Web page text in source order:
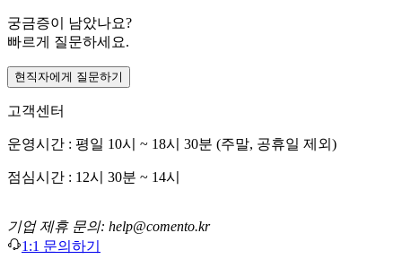
궁금증이 남았나요?
빠르게 질문하세요.
현직자에게 질문하기
고객센터
운영시간 : 평일 10시 ~ 18시 30분 (주말, 공휴일 제외)
점심시간 : 12시 30분 ~ 14시
기업 제휴 문의: help@comento.kr
1:1 문의하기